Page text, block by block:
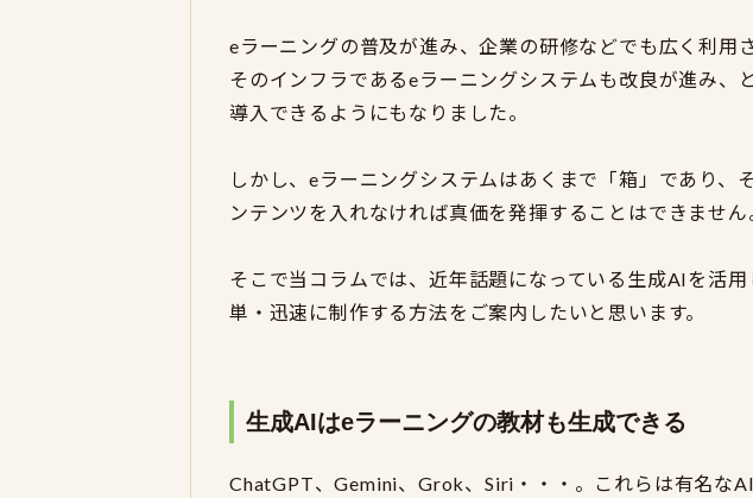
eラーニングの普及が進み、企業の研修などでも広く利用
そのインフラであるeラーニングシステムも改良が進み、
導入できるようにもなりました。
しかし、eラーニングシステムはあくまで「箱」であり、
ンテンツを入れなければ真価を発揮することはできません
そこで当コラムでは、近年話題になっている生成AIを活
単・迅速に制作する方法をご案内したいと思います。
生成AIはeラーニングの教材も生成できる
ChatGPT、Gemini、Grok、Siri・・・。これらは有名な